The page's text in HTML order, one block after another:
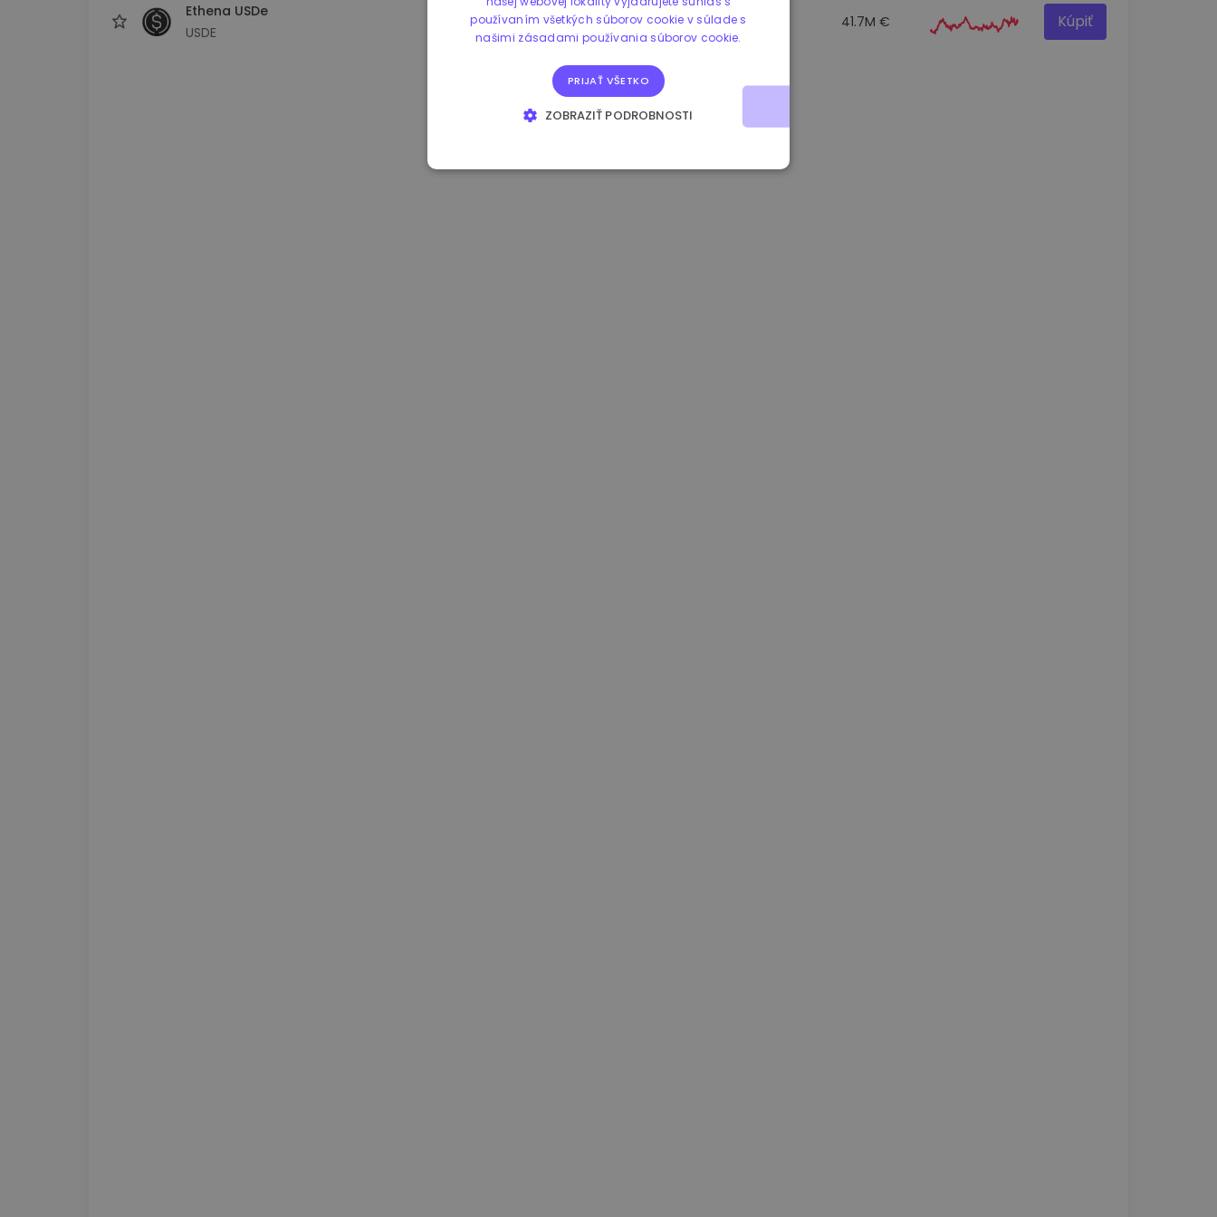
Ethena USDe
USDE
0.865215 € 0.00% 3.4B € 41.7M € Kúpiť
používaním všetkých súborov cookie v súlade s
našimi zásadami používania súborov cookie.
PRIJAŤ VŠETKO
ZOBRAZIŤ PODROBNOSTI